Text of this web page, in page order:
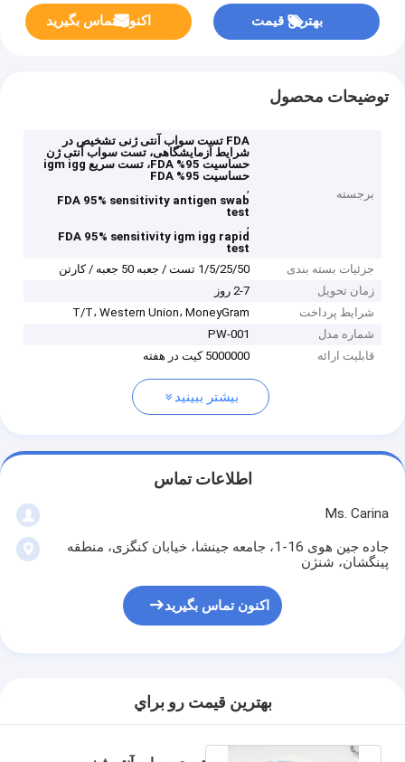
بهترین قیمت اکنون تماس بگیرید
توضیحات محصول
برجسته
FDA تست سواب آنتی ژنی تشخیص در
شرایط آزمایشگاهی، تست سواب آنتی ژن
حساسیت 95% FDA، تست سریع igm igg
حساسیت 95% FDA
,
FDA 95% sensitivity antigen swab
test
,
FDA 95% sensitivity igm igg rapid
test
جزئیات بسته بندی
1/5/25/50 تست / جعبه 50 جعبه / کارتن
زمان تحویل
2-7 روز
شرایط پرداخت
T/T، Western Union، MoneyGram
شماره مدل
PW-001
قابلیت ارائه
5000000 کیت در هفته
بیشتر ببینید
اطلاعات تماس
Ms. Carina
جاده جین هوی 16-1، جامعه جینشا، خیابان کنگزی، منطقه
پینگشان، شنژن
اکنون تماس بگیرید
بهترين قيمت رو براي